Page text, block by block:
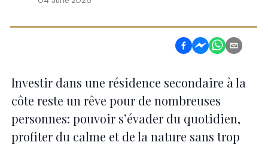
Investir dans une résidence secondaire à la
côte reste un rêve pour de nombreuses
personnes: pouvoir s’évader du quotidien,
profiter du calme et de la nature sans trop